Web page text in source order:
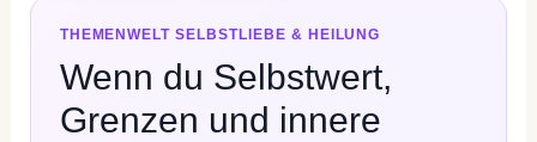
THEMENWELT SELBSTLIEBE & HEILUNG
Wenn du Selbstwert,
Grenzen und innere